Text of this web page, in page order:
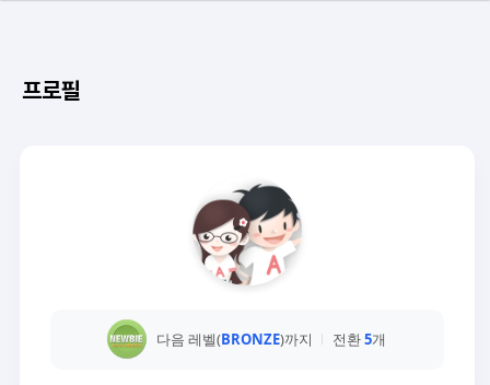
프로필
다음 레벨(BRONZE)까지 전환5개